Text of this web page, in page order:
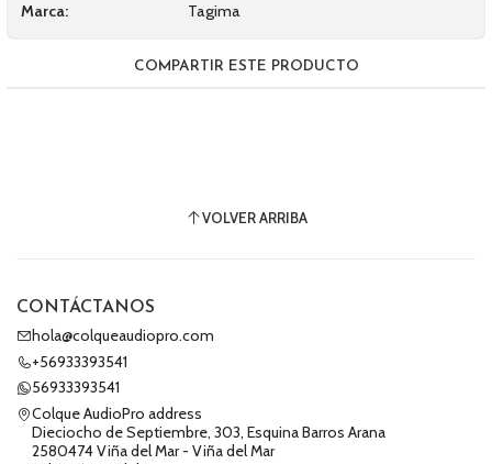
Marca: Tagima
COMPARTIR ESTE PRODUCTO
VOLVER ARRIBA
CONTÁCTANOS
hola@colqueaudiopro.com
+56933393541
56933393541
Colque AudioPro address
Dieciocho de Septiembre, 303, Esquina Barros Arana
2580474 Viña del Mar - Viña del Mar